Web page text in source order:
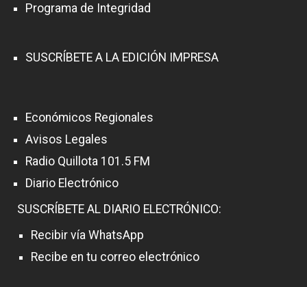
Programa de Integridad
SUSCRÍBETE A LA EDICIÓN IMPRESA
Económicos Regionales
Avisos Legales
Radio Quillota 101.5 FM
Diario Electrónico
SUSCRÍBETE AL DIARIO ELECTRÓNICO:
Recibir vía WhatsApp
Recibe en tu correo electrónico